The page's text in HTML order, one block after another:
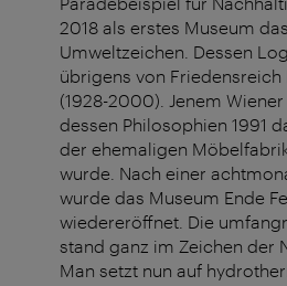
2018 als erstes Museum
Umweltzeichen. Dessen
übrigens von Friedensreich
(1928-2000). Jenem
dessen Philosophien 1991
der ehemaligen
wurde. Nach einer
wurde das Museum Ende
wiedereröffnet. Die
stand ganz im Zeichen der
Man setzt nun auf